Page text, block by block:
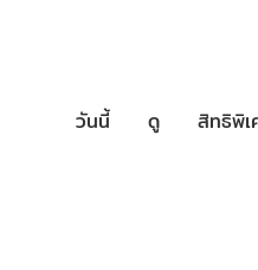
วันนี้ ดู สิทธิพิเ